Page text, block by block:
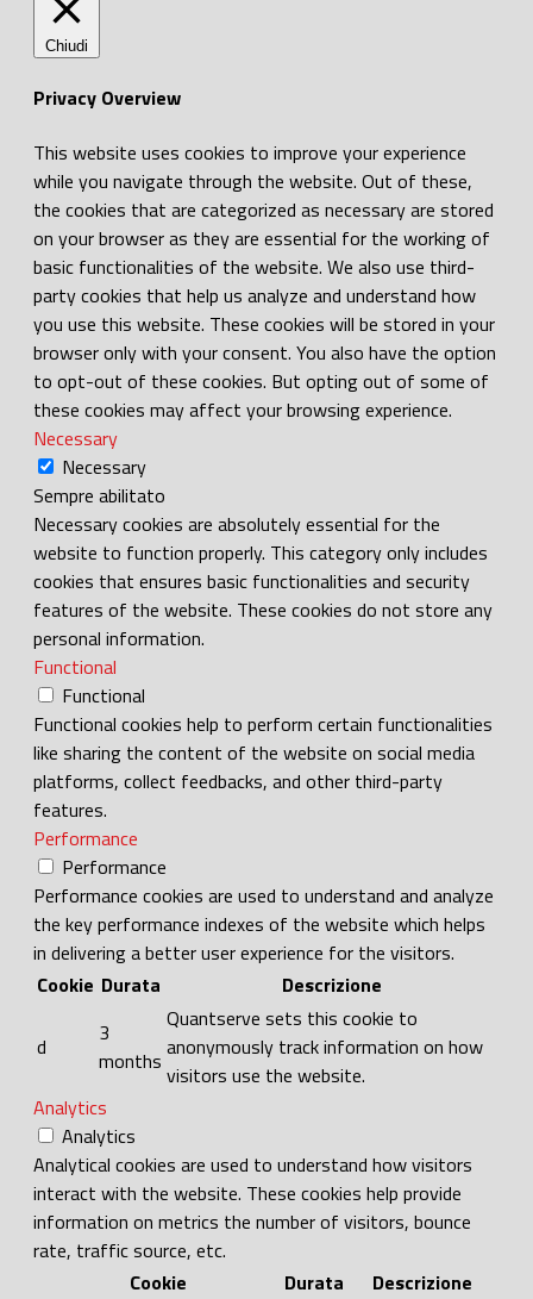
Chiudi
Privacy Overview
This website uses cookies to improve your experience
while you navigate through the website. Out of these,
the cookies that are categorized as necessary are stored
on your browser as they are essential for the working of
basic functionalities of the website. We also use third-
party cookies that help us analyze and understand how
you use this website. These cookies will be stored in your
browser only with your consent. You also have the option
to opt-out of these cookies. But opting out of some of
these cookies may affect your browsing experience.
Necessary
Necessary
Sempre abilitato
Necessary cookies are absolutely essential for the
website to function properly. This category only includes
cookies that ensures basic functionalities and security
features of the website. These cookies do not store any
personal information.
Functional
Functional
Functional cookies help to perform certain functionalities
like sharing the content of the website on social media
platforms, collect feedbacks, and other third-party
features.
Performance
Performance
Performance cookies are used to understand and analyze
the key performance indexes of the website which helps
in delivering a better user experience for the visitors.
Cookie Durata Descrizione
d
3
months
Quantserve sets this cookie to
anonymously track information on how
visitors use the website.
Analytics
Analytics
Analytical cookies are used to understand how visitors
interact with the website. These cookies help provide
information on metrics the number of visitors, bounce
rate, traffic source, etc.
Cookie
Durata Descrizione